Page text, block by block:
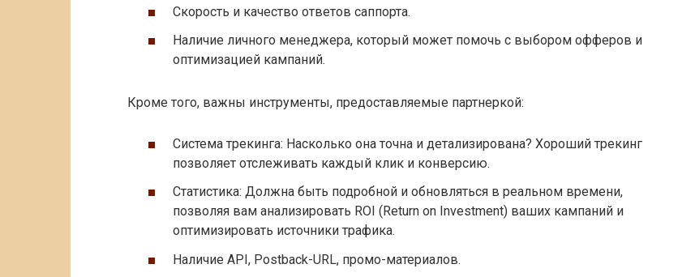
Скорость и качество ответов саппорта.
Наличие личного менеджера, который может помочь с выбором офферов и
оптимизацией кампаний.
Кроме того, важны инструменты, предоставляемые партнеркой:
Система трекинга: Насколько она точна и детализирована? Хороший трекинг
позволяет отслеживать каждый клик и конверсию.
Статистика: Должна быть подробной и обновляться в реальном времени,
позволяя вам анализировать ROI (Return on Investment) ваших кампаний и
оптимизировать источники трафика.
Наличие API, Postback-URL, промо-материалов.